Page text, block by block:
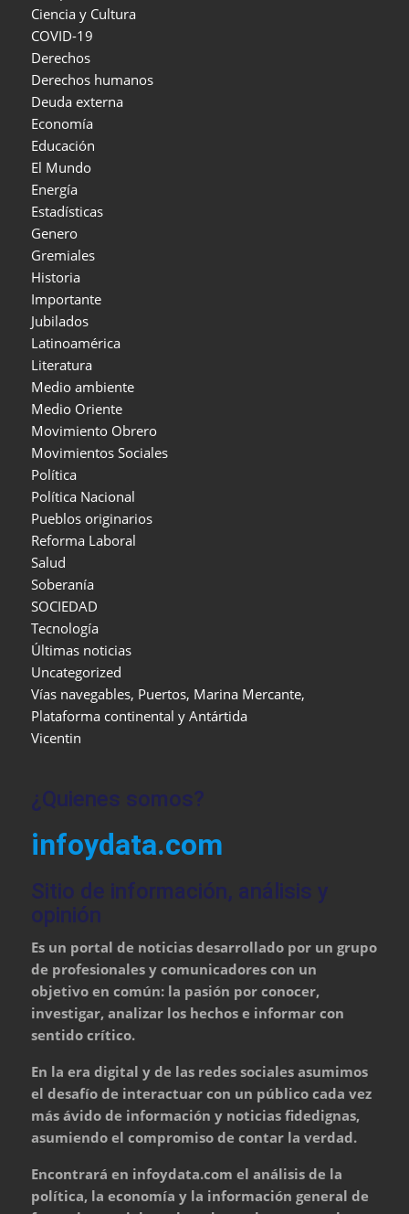
Ciencia y Cultura
COVID-19
Derechos
Derechos humanos
Deuda externa
Economía
Educación
El Mundo
Energía
Estadísticas
Genero
Gremiales
Historia
Importante
Jubilados
Latinoamérica
Literatura
Medio ambiente
Medio Oriente
Movimiento Obrero
Movimientos Sociales
Política
Política Nacional
Pueblos originarios
Reforma Laboral
Salud
Soberanía
SOCIEDAD
Tecnología
Últimas noticias
Uncategorized
Vías navegables, Puertos, Marina Mercante,
Plataforma continental y Antártida
Vicentin
¿Quienes somos?
infoydata.com
Sitio de información, análisis y
opinión
Es un portal de noticias desarrollado por un grupo
de profesionales y comunicadores con un
objetivo en común: la pasión por conocer,
investigar, analizar los hechos e informar con
sentido crítico.
En la era digital y de las redes sociales asumimos
el desafío de interactuar con un público cada vez
más ávido de información y noticias fidedignas,
asumiendo el compromiso de contar la verdad.
Encontrará en infoydata.com el análisis de la
política, la economía y la información general de